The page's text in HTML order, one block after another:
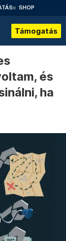
SHOP
Támogatás
és
ha